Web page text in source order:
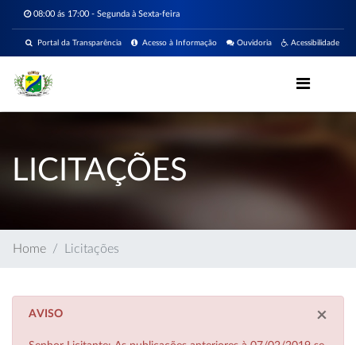
08:00 ás 17:00 - Segunda à Sexta-feira
Acessibilidade
Ouvidoria
Acesso à Informação
Portal da Transparência
LICITAÇÕES
Home Licitações
×
AVISO